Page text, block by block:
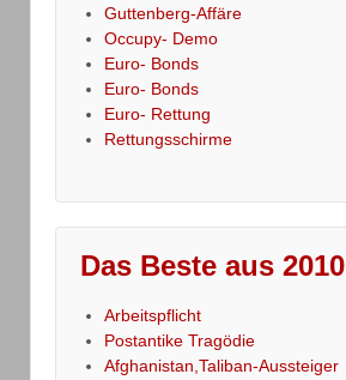
Guttenberg-Affäre
Occupy- Demo
Euro- Bonds
Euro- Bonds
Euro- Rettung
Rettungsschirme
Das Beste aus 2010
Arbeitspflicht
Postantike Tragödie
Afghanistan,Taliban-Aussteiger